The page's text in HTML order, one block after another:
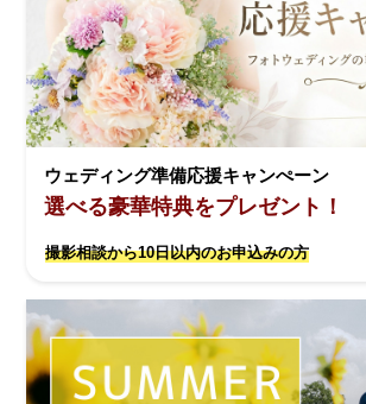
ウェディング準備応援キャンぺーン
選べる豪華特典をプレゼント！
撮影相談から10日以内のお申込みの方